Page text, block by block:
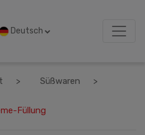
Deutsch
Süßwaren
Füllung